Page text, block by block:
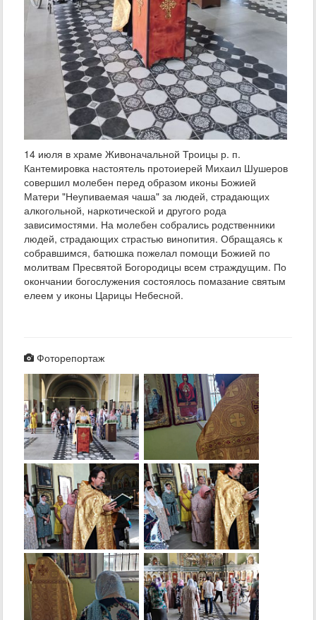
14 июля в храме Живоначальной Троицы р. п.
Кантемировка настоятель протоиерей Михаил Шушеров
совершил молебен перед образом иконы Божией
Матери "Неупиваемая чаша" за людей, страдающих
алкогольной, наркотической и другого рода
зависимостями. На молебен собрались родственники
людей, страдающих страстью винопития. Обращаясь к
собравшимся, батюшка пожелал помощи Божией по
молитвам Пресвятой Богородицы всем страждущим. По
окончании богослужения состоялось помазание святым
елеем у иконы Царицы Небесной.
Фоторепортаж